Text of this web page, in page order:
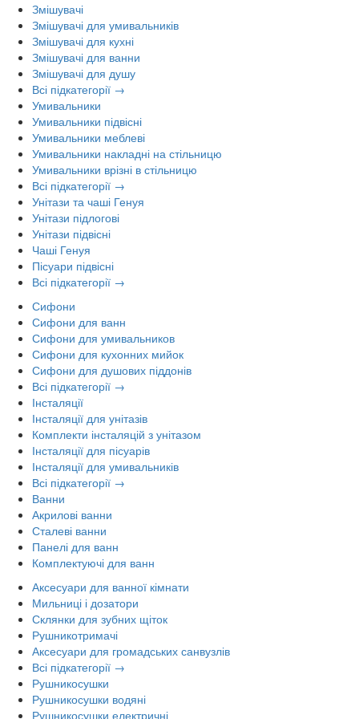
Змішувачі
Змішувачі для умивальників
Змішувачі для кухні
Змішувачі для ванни
Змішувачі для душу
Всі підкатегорії →
Умивальники
Умивальники підвісні
Умивальники меблеві
Умивальники накладні на стільницю
Умивальники врізні в стільницю
Всі підкатегорії →
Унітази та чаші Генуя
Унітази підлогові
Унітази підвісні
Чаші Генуя
Пісуари підвісні
Всі підкатегорії →
Сифони
Сифони для ванн
Сифони для умивальников
Сифони для кухонних мийок
Сифони для душових піддонів
Всі підкатегорії →
Інсталяції
Інсталяції для унітазів
Комплекти інсталяцій з унітазом
Інсталяції для пісуарів
Інсталяції для умивальників
Всі підкатегорії →
Ванни
Акрилові ванни
Сталеві ванни
Панелі для ванн
Комплектуючі для ванн
Аксесуари для ванної кімнати
Мильниці і дозатори
Склянки для зубних щіток
Рушникотримачі
Аксесуари для громадських санвузлів
Всі підкатегорії →
Рушникосушки
Рушникосушки водяні
Рушникосушки електричні